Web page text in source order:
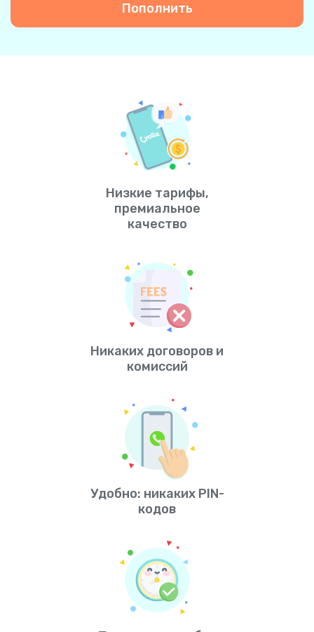
Пополнить
Низкие тарифы,
премиальное
качество
Никаких договоров и
комиссий
Удобно: никаких PIN-
кодов